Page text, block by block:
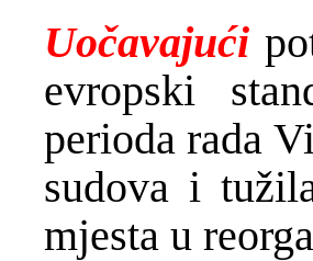
Uočavajući
evropski
perioda rada
sudova i
mjesta u